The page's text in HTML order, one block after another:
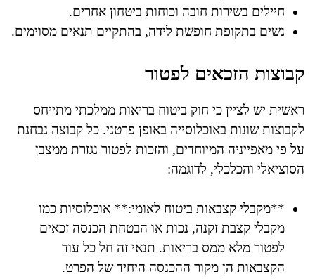
חיילים בשירות חובה וכוחות ביטחון אחרים.
נשים בתקופת חופשת לידה, בהתקיים תנאים מסוימים.
קבוצות הזכאים לפטור
ראשית יש לציין כי חוק ביטוח בריאות ממלכתי מתייחס
לקבוצות שונות באוכלוסייה באופן פרטני. כל קבוצה נבחנת
על פי מאפייניה המיוחדים, והזכות לפטור נגזרת ממצבן
הסוציאלי והכלכלי, לדוגמה:
**מקבלי קצבאות ביטוח לאומי:** אוכלוסיות כמו
מקבלי קצבת זקנה, נכות או הבטחת הכנסה זכאים
לפטור מלא ממס בריאות. תנאי זה חל כל עוד
הקצבאות הן מקור ההכנסה היחיד של הפרט.